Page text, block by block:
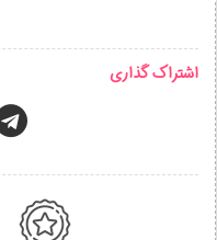
اشتراک گذاری